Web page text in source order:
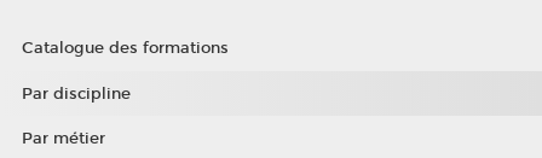
Catalogue des formations
Par discipline
Par métier